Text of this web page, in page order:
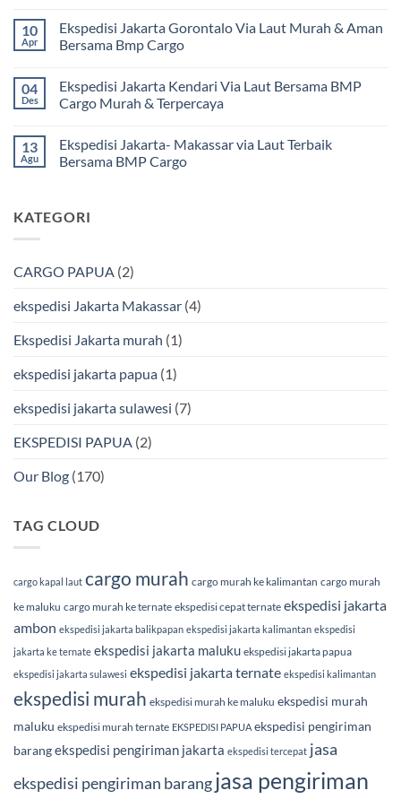
Murah
dan
Terpercaya
Cargo
Jakarta
ke
BMP
Cargo
komentar
pada
Ekspedisi
Kota
Bitung
Lebih
Kapal
Laut
10
Apr
Ekspedisi Jakarta Gorontalo Via Laut Murah & Aman
Bersama Bmp Cargo
komentar
pada
Ekspedisi
Via
Laut
Murah
Bmp
Cargo
04
Des
Ekspedisi Jakarta Kendari Via Laut Bersama BMP
Cargo Murah & Terpercaya
komentar
pada
Ekspedisi
Laut
Bersama
&
13
Agu
Ekspedisi Jakarta- Makassar via Laut Terbaik
Bersama BMP Cargo
pada
Ekspedisi
Laut
BMP
KATEGORI
CARGO PAPUA (2)
ekspedisi Jakarta Makassar (4)
Ekspedisi Jakarta murah (1)
ekspedisi jakarta papua (1)
ekspedisi jakarta sulawesi (7)
EKSPEDISI PAPUA (2)
Our Blog (170)
TAG CLOUD
cargo kapal laut cargo murah cargo murah ke kalimantan cargo murah
ke maluku cargo murah ke ternate ekspedisi cepat ternate ekspedisi jakarta
ambon ekspedisi jakarta balikpapan ekspedisi jakarta kalimantan ekspedisi
jakarta ke ternate ekspedisi jakarta maluku ekspedisi jakarta papua
ekspedisi jakarta sulawesi ekspedisi jakarta ternate ekspedisi kalimantan
ekspedisi murah ekspedisi murah ke maluku ekspedisi murah
maluku ekspedisi murah ternate EKSPEDISI PAPUA ekspedisi pengiriman
barangekspedisi pengiriman jakarta ekspedisi tercepat jasa
ekspedisi pengiriman barangjasa pengiriman